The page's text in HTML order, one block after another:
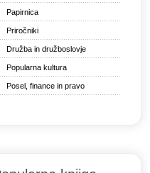
Papirnica
Priročniki
Družba in družboslovje
Popularna kultura
Posel, finance in pravo